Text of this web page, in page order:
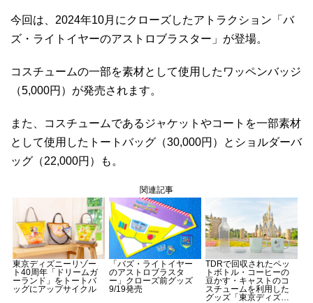
今回は、2024年10月にクローズしたアトラクション「バ
ズ・ライトイヤーのアストロブラスター」が登場。
コスチュームの一部を素材として使用したワッペンバッジ
（5,000円）が発売されます。
また、コスチュームであるジャケットやコートを一部素材
として使用したトートバッグ（30,000円）とショルダーバ
ッグ（22,000円）も。
関連記事
東京ディズニーリゾー
ト40周年「ドリームガ
ーランド」をトートバ
ッグにアップサイクル
「バズ・ライトイヤー
のアストロブラスタ
ー」クローズ前グッズ
9/19発売
TDRで回収されたペッ
トボトル・コーヒーの
豆かす・キャストのコ
スチュームを利用した
グッズ「東京ディズニ